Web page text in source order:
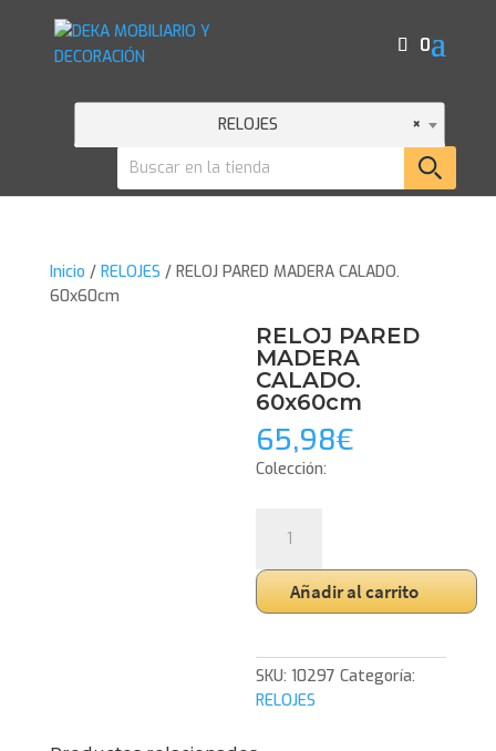
0
×
RELOJES
Inicio / RELOJES / RELOJ PARED MADERA CALADO.
60x60cm
RELOJ PARED
MADERA
CALADO.
60x60cm
65,98€
Colección:
PARED
MADERA
CALADO.
60x60cm
Añadir al carrito
SKU:10297 Categoría:
RELOJES